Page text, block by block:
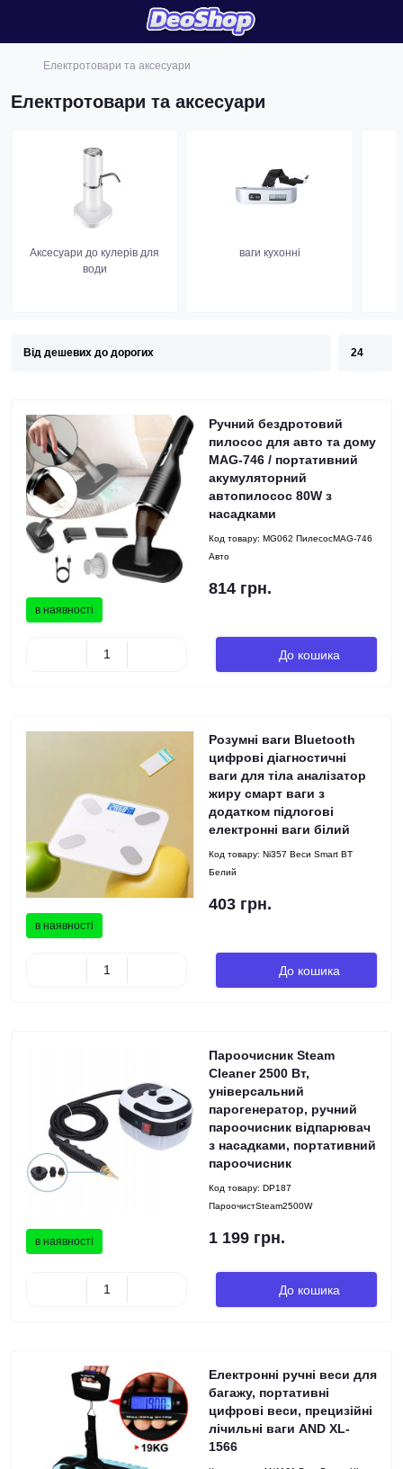
Електротовари та аксесуари
Електротовари та аксесуари
Аксесуари до кулерів для
води
ваги кухонні
в наявності
Ручний бездротовий
пилосос для авто та дому
MAG-746 / портативний
акумуляторний
автопилосос 80W з
насадками
Код товару: MG062 ПилесосMAG-746
Авто
814 грн.
До кошика
в наявності
Розумні ваги Bluetooth
цифрові діагностичні
ваги для тіла аналізатор
жиру смарт ваги з
додатком підлогові
електронні ваги білий
Код товару: Ni357 Веси Smart BT
Белий
403 грн.
До кошика
в наявності
Пароочисник Steam
Cleaner 2500 Вт,
універсальний
парогенератор, ручний
пароочисник відпарювач
з насадками, портативний
пароочисник
Код товару: DP187
ПароочистSteam2500W
1 199 грн.
До кошика
Електронні ручні веси для
багажу, портативні
цифрові веси, прецизійні
лічильні ваги AND XL-
1566